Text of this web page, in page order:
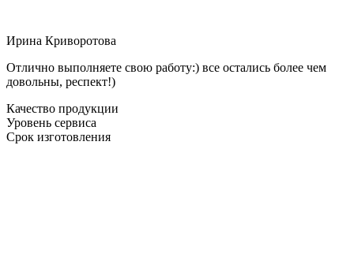
Ирина Криворотова
Отлично выполняете свою работу:) все остались более чем
довольны, респект!)
Качество продукции
Уровень сервиса
Срок изготовления